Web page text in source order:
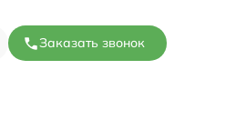
Заказать звонок